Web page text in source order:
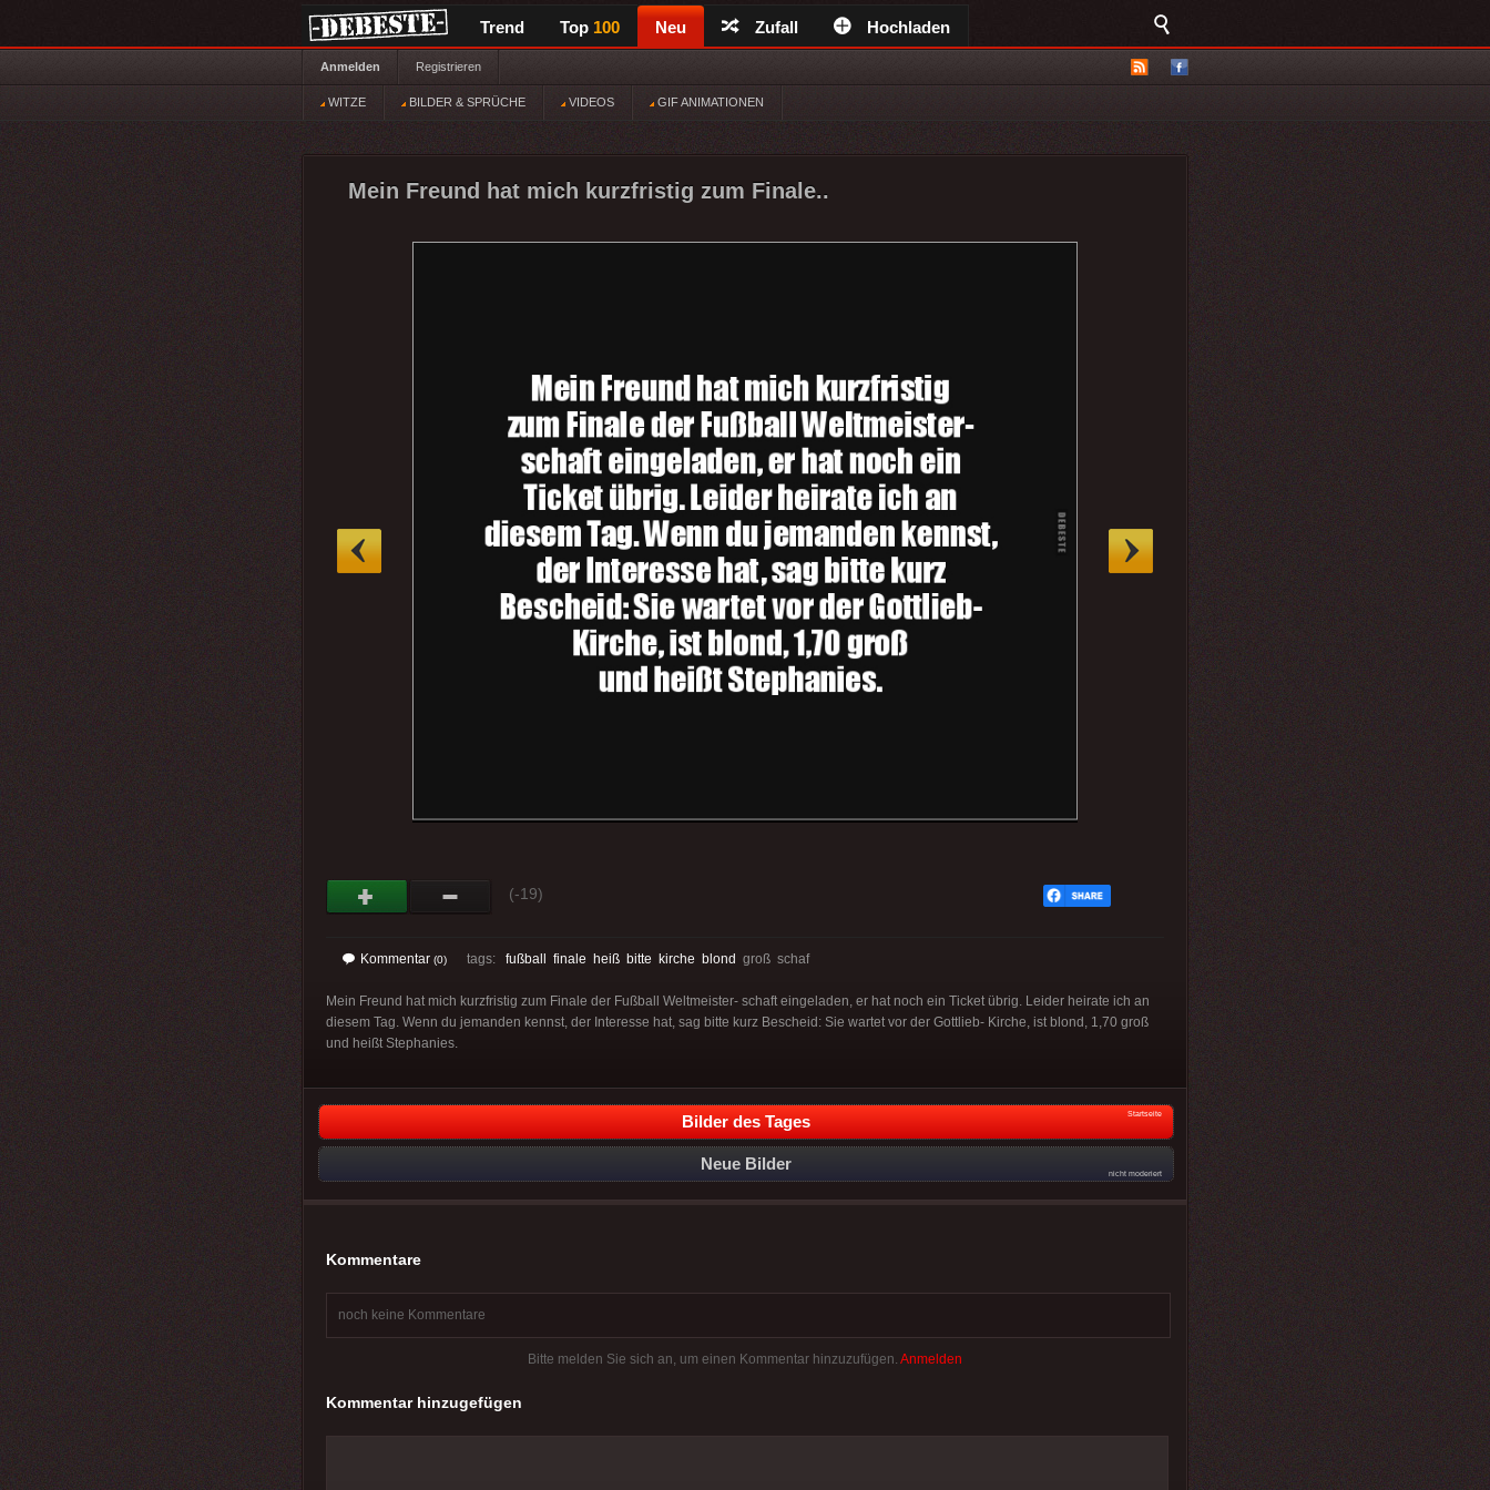
Trend Top 100 Neu Zufall Hochladen
Anmelden Registrieren
WITZE BILDER & SPRÜCHE VIDEOS GIF ANIMATIONEN
Mein Freund hat mich kurzfristig zum Finale..
(-19)
Kommentar (0) tags: fußball finale heiß bitte kirche blond groß schaf
Mein Freund hat mich kurzfristig zum Finale der Fußball Weltmeister- schaft eingeladen, er hat noch ein Ticket übrig. Leider heirate ich an
diesem Tag. Wenn du jemanden kennst, der Interesse hat, sag bitte kurz Bescheid: Sie wartet vor der Gottlieb- Kirche, ist blond, 1,70 groß
und heißt Stephanies.
Bilder des Tages Startseite
Neue Bilder
nicht moderiert
Kommentare
noch keine Kommentare
Bitte melden Sie sich an, um einen Kommentar hinzuzufügen. Anmelden
Kommentar hinzugefügen